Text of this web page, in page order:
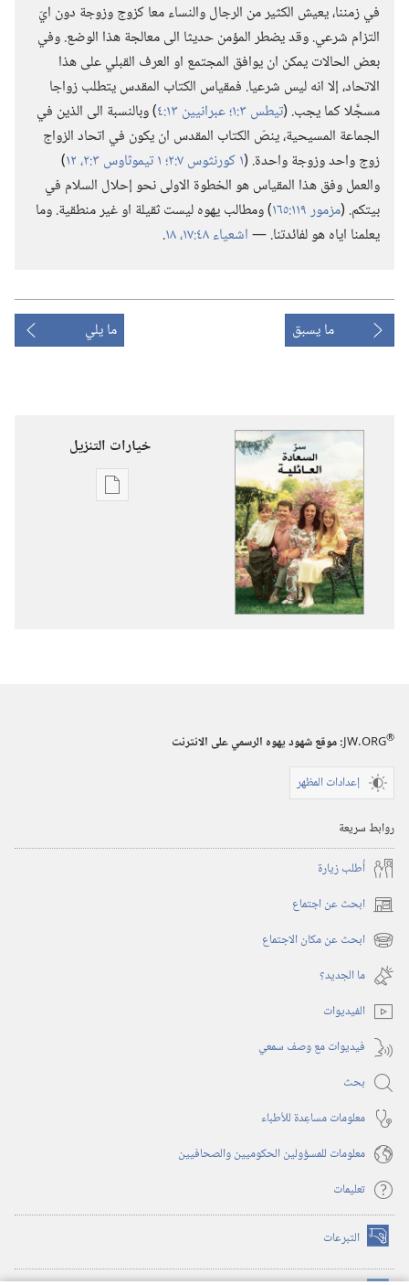
في زمننا،‏ يعيش الكثير من الرجال والنساء معا كزوج وزوجة دون ايّ
التزام شرعي.‏ وقد يضطر المؤمن حديثا الى معالجة هذا الوضع.‏ وفي
بعض الحالات يمكن ان يوافق المجتمع او العرف القبلي على هذا
الاتحاد،‏ إلا انه ليس شرعيا.‏ فمقياس الكتاب المقدس يتطلب زواجا
مسجَّلا كما يجب.‏ (‏تيطس ٣:‏١؛‏ عبرانيين ١٣:‏٤
‏)‏ وبالنسبة الى الذين في
الجماعة المسيحية،‏ ينصّ الكتاب المقدس ان يكون في اتحاد الزواج
زوج واحد وزوجة واحدة.‏ (‏١ كورنثوس ٧:‏٢؛‏
‏)‏
والعمل وفق هذا المقياس هو الخطوة الاولى نحو إحلال السلام في
بيتكم.‏ (‏مزمور ١١٩:‏١٦٥
‏)‏ ومطالب يهوه ليست ثقيلة او غير منطقية.‏ وما
يعلمنا اياه هو لفائدتنا.‏ —‏اشعياء ٤٨:‏​١٧،‏ ١٨ ‏.‏
ما يسبق ما يلي
خيارات التنزيل
خيارات
JW.ORG®
:‏ موقع شهود يهوه الرسمي على الانترنت
إعدادات المظهر
روابط سريعة
أُطلب زيارة
ابحث عن اجتماع (يفتح
نافذة ابحث عن مكان الاجتماع (يفتح
نافذة
جديدة)
ما الجديد؟‏
الفيديوات
فيديوات مع وصف سمعي
بحث
معلومات مساعِدة للأطباء
معلومات للمسؤولين الحكوميين والصحافيين
تعليمات
التبرعات (يفتح
نافذة